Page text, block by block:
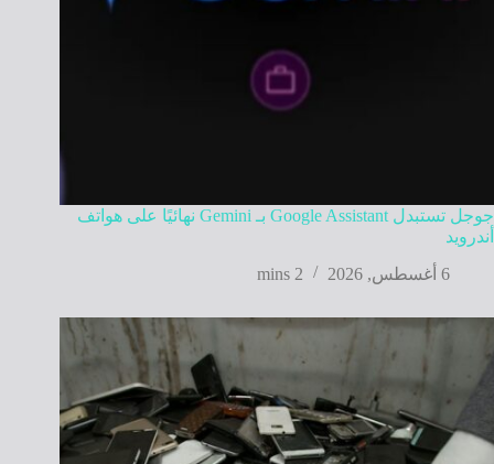
جوجل تستبدل Google Assistant بـ Gemini نهائيًا على هواتف
أندرويد
6 أغسطس, 2026
2 mins